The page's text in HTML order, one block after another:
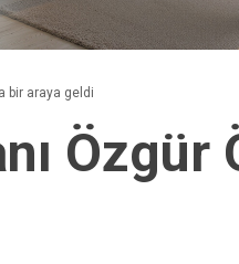
bir araya geldi